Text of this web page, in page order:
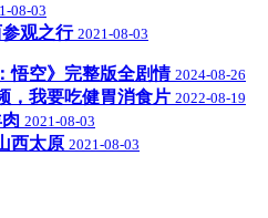
08-03
观之行 2021-08-03
悟空》完整版全剧情 2024-08-26
，我要吃健胃消食片 2022-08-19
2021-08-03
西太原 2021-08-03